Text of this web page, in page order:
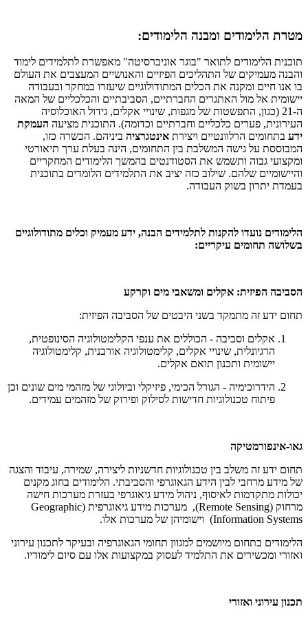
מטרת הלימודים ומבנה הלימודים:
תוכנית הלימודים לתואר "בוגר אוניברסיטה" מאפשרת לתלמידים לימוד
והבנה מעמיקים של התהליכים הפיזיים והאנושיים המעצבים את העולם
בו אנו חיים ומקנה את הכלים המתודולוגיים שיעזרו במחקר ובעבודה
יישומית אל מול האתגרים החברתיים, הסביבתיים והכלכליים של המאה
ה-21 (כגון, התפשטות של מגפות, שינויי אקלים, גידול האוכלוסיה
העירונית, פערים כלכליים וחברתיים וכדומה). התוכנית מציעה העמקת
ידע בתחומים הרלוונטיים ויצירת אינטגרציה ביניהם. הכשרה כזו,
המבוססת על גישה המשלבת בין התחומים, הינה בעלת ערך תיאורטי
ומקצועי גבוה ותשמש את הסטודנטים בהמשך הלימודים המחקריים
והיישומיים שלהם. שילוב כזה יציב את התלמידים הלומדים בתוכנית
בעמדת יתרון בשוק העבודה.
הלימודים נועדו להקנות לתלמידים הבנה, ידע מעמיק וכלים מתודולוגיים
בשלושה תחומים עיקריים:
הסביבה הפיזית: אקלים ומשאבי מים וקרקע
תחום ידע זה מתמקד בשני היבטים של הסביבה הפיזית:
אקלים וסביבה - הכוללים את ענפי הקלימטולוגיה הסינופטית,
הרגיונלית, שינויי אקלים, קלימטולוגיה אורבנית, קלימטולוגיה
יישומית ותכנון תואם אקלים.
הידרוכימיה - הגורל הכימי, פיזיקלי וביולוגי של מזהמי מים שונים וכן
פיתוח טכנולוגיות חדישות לסילוק ופירוק של מזהמים עמידים.
גאו-אינפורמטיקה
תחום ידע זה משלב בין טכנולוגיות חדשניות ליצירה, שמירה, עיבוד והצגה
של מידע מרחבי לבין הידע הגאוגרפי והסביבתי. הלימודים בחוג מקנים
יכולות מתקדמות לאיסוף, ניהול מידע גיאוגרפי בעזרת מערכות חישה
מרחוק (Remote Sensing), מערכות מידע גיאוגרפית (Geographic
Information Systems) וישומיהן של מערכות אלו.
הלימודים בתחום מיושמים למגוון תחומי הגאוגרפיה ובעיקר לתכנון עירוני
ואזורי ומכשירים את התלמיד לעסוק במקצועות אלו עם סיום לימודיו.
תכנון עירוני ואזורי